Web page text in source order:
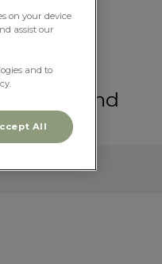
uw hond
on your device
assist our
and to
All